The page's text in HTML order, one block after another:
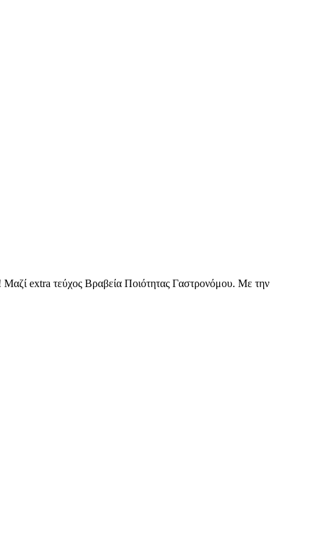
Μαζί extra τεύχος Βραβεία Ποιότητας Γαστρονόμου. Mε την